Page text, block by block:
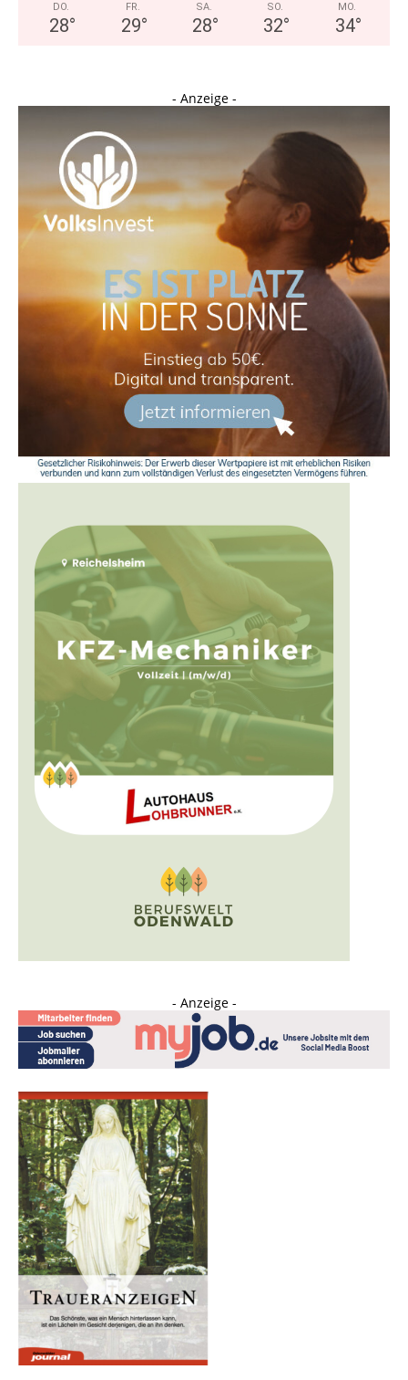
DO.
28°
FR.
29°
SA.
28°
SO.
32°
MO.
34°
- Anzeige -
- Anzeige -